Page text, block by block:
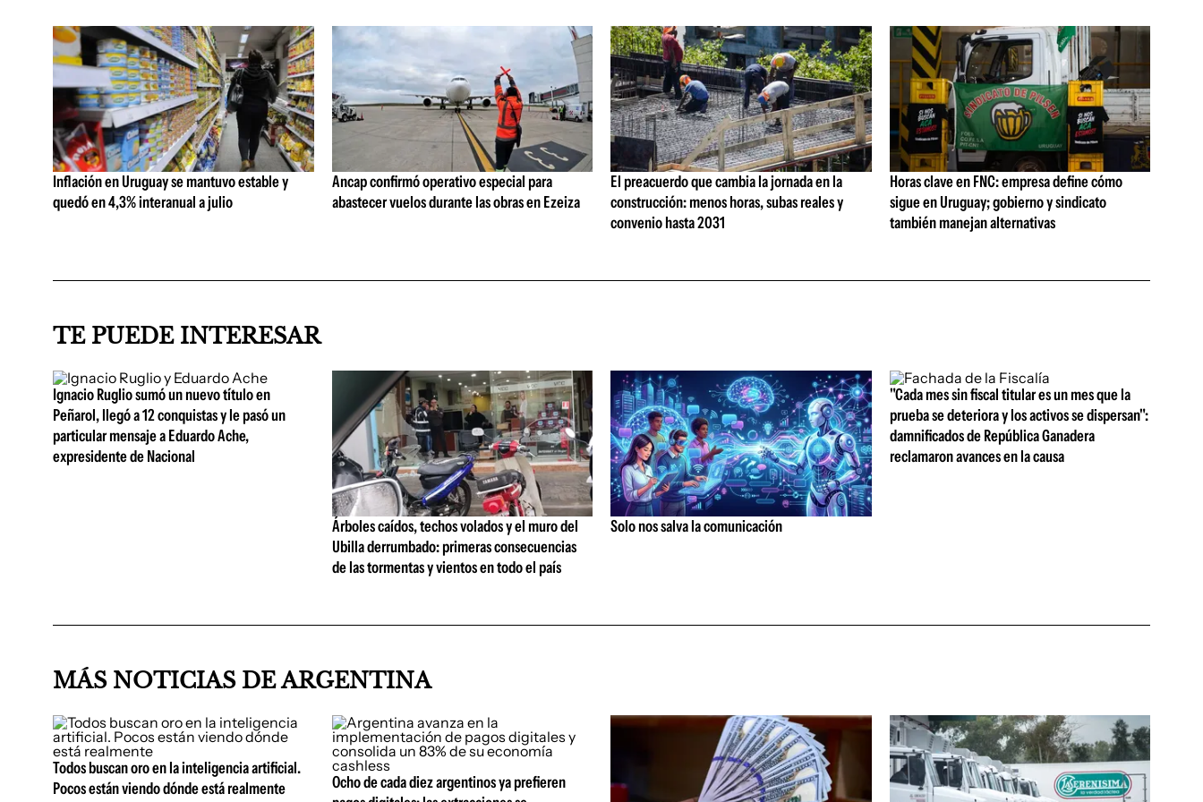
Inflación en Uruguay se mantuvo estable y
quedó en 4,3% interanual a julio
Ancap confirmó operativo especial para
abastecer vuelos durante las obras en Ezeiza
El preacuerdo que cambia la jornada en la
construcción: menos horas, subas reales y
convenio hasta 2031
Horas clave en FNC: empresa define cómo
sigue en Uruguay; gobierno y sindicato
también manejan alternativas
TE PUEDE INTERESAR
Ignacio Ruglio sumó un nuevo título en
Peñarol, llegó a 12 conquistas y le pasó un
particular mensaje a Eduardo Ache,
expresidente de Nacional
Árboles caídos, techos volados y el muro del
Ubilla derrumbado: primeras consecuencias
de las tormentas y vientos en todo el país
Solo nos salva la comunicación
"Cada mes sin fiscal titular es un mes que la
prueba se deteriora y los activos se dispersan":
damnificados de República Ganadera
reclamaron avances en la causa
MÁS NOTICIAS DE ARGENTINA
Todos buscan oro en la inteligencia artificial.
Pocos están viendo dónde está realmente
Ocho de cada diez argentinos ya prefieren